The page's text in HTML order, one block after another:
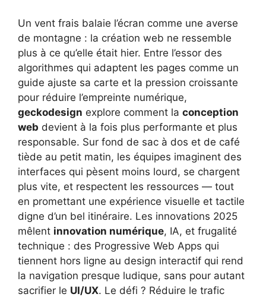
Un vent frais balaie l’écran comme une averse
de montagne : la création web ne ressemble
plus à ce qu’elle était hier. Entre l’essor des
algorithmes qui adaptent les pages comme un
guide ajuste sa carte et la pression croissante
pour réduire l’empreinte numérique,
geckodesign explore comment la conception
web devient à la fois plus performante et plus
responsable. Sur fond de sac à dos et de café
tiède au petit matin, les équipes imaginent des
interfaces qui pèsent moins lourd, se chargent
plus vite, et respectent les ressources — tout
en promettant une expérience visuelle et tactile
digne d’un bel itinéraire. Les innovations 2025
mêlent innovation numérique, IA, et frugalité
technique : des Progressive Web Apps qui
tiennent hors ligne au design interactif qui rend
la navigation presque ludique, sans pour autant
sacrifier le UI/UX. Le défi ? Réduire le trafic